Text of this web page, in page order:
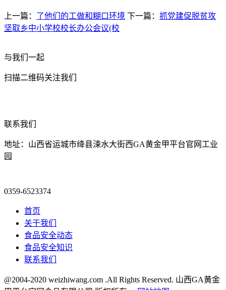
上一篇： 了他们的工做和糊口环境 下一篇： 抓党建促脱贫攻
坚取乡中小学校校长办公会议(校
与我们一起
扫描二维码关注我们
联系我们
地址：山西省运城市绛县涑水大街西GA黄金甲平台官网工业
园
0359-6523374
首页
关于我们
食品安全动态
食品安全知识
联系我们
@2004-2020 weizhiwang.com .All Rights Reserved. 山西GA黄金